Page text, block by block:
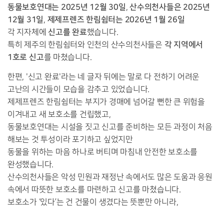
동물보호연대는 2025년 12월 30일,산수의천사들은 2025년
12월 31일, 제제프렌즈 한림쉼터는 2026년 1월 26일
각 지자체에신고를 완료했습니다.
특히 제주의 한림쉼터와 인천의 산수의천사들은 각 지역에서
1호로 신고를 마쳤습니다.
한편, '신고 완료'라는 네 글자 뒤에는 말로 다 전하기 어려운
고난의 시간들이 모습을 감추고 있었습니다.
제제프렌즈 한림쉼터는 부지가 경매에 넘어갈 뻔한 큰 위험을
이겨내고 새 보호소를 건립했고,
동물보호연대는 시설을 짓고 신고를 준비하는 모든 과정이 처음
해보는 것 투성이라 포기하고 싶었지만
동물을 위하는 마음 하나로 버티며 마침내 안전한 보호소를
완성했습니다.
산수의천사들은 악성 민원과 재정난 속에서도 많은 도움과 응원
속에서 따뜻한 보호소를 마련하고 신고를 마쳤습니다.
보호소가 ‘있다’는 건 건물이 생겼다는 뜻뿐만 아니라,